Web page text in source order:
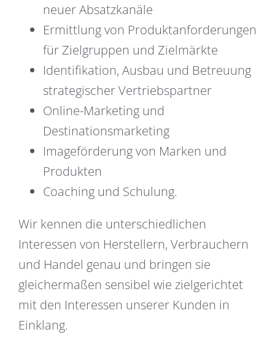
neuer Absatzkanäle
Ermittlung von Produktanforderungen
für Zielgruppen und Zielmärkte
Identifikation, Ausbau und Betreuung
strategischer Vertriebspartner
Online-Marketing und
Destinationsmarketing
Imageförderung von Marken und
Produkten
Coaching und Schulung.
Wir kennen die unterschiedlichen
Interessen von Herstellern, Verbrauchern
und Handel genau und bringen sie
gleichermaßen sensibel wie zielgerichtet
mit den Interessen unserer Kunden in
Einklang.